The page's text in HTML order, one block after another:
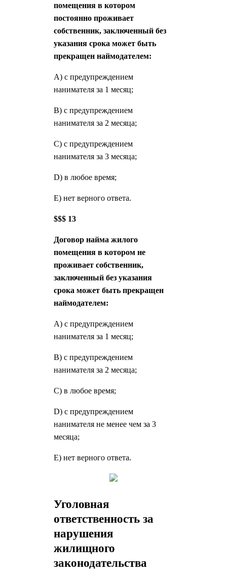
помещения в котором
постоянно проживает
собственник, заключенный без
указания срока может быть
прекращен наймодателем:
А) с предупреждением
нанимателя за 1 месяц;
В) с предупреждением
нанимателя за 2 месяца;
С) с предупреждением
нанимателя за 3 месяца;
D) в любое время;
E) нет верного ответа.
$$$ 13
Договор найма жилого
помещения в котором не
проживает собственник,
заключенный без указания
срока может быть прекращен
наймодателем:
A) с предупреждением
нанимателя за 1 месяц;
B) с предупреждением
нанимателя за 2 месяца;
C) в любое время;
D) с предупреждением
нанимателя не менее чем за 3
месяца;
E) нет верного ответа.
Уголовная
ответственность за
нарушения
жилищного
законодательства